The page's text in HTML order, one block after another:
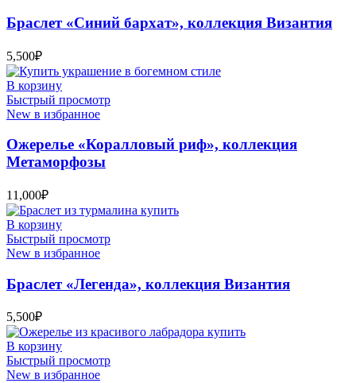
Браслет «Синий бархат», коллекция Византия
5,500₽
В корзину
Быстрый просмотр
New в избранное
Ожерелье «Коралловый риф», коллекция
Метаморфозы
11,000₽
В корзину
Быстрый просмотр
New в избранное
Браслет «Легенда», коллекция Византия
5,500₽
В корзину
Быстрый просмотр
New в избранное